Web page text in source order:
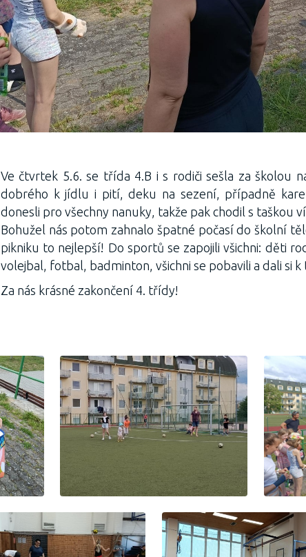
Ve čtvrtek 5.6. se třída 4.B i s rodiči sešla za školou
dobrého k jídlu i pití, deku na sezení, případně
donesli pro všechny nanuky, takže pak chodil s taškou
Bohužel nás potom zahnalo špatné počasí do školní
pikniku to nejlepší! Do sportů se zapojili všichni: děti
volejbal, fotbal, badminton, všichni se pobavili a dali si
Za nás krásné zakončení 4. třídy!